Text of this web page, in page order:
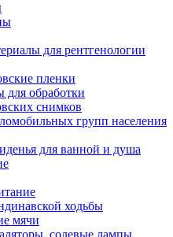
для рентгенологии
пленки
для обработки
снимков
групп населения
для ванной и душа
ходьбы
мячи
солевые лампы